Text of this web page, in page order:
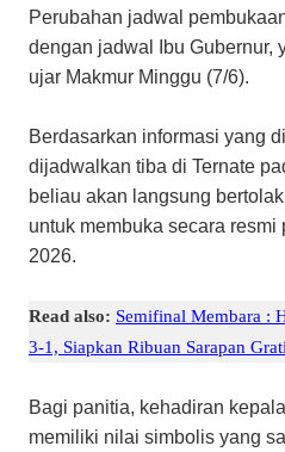
Perubahan jadwal
dengan jadwal Ibu Gubernur,
ujar Makmur Minggu (7/6).
​Berdasarkan informasi yang
dijadwalkan tiba di Ternate
beliau akan langsung
untuk membuka secara
2026.
Read also: Semifinal Membara :
3-1, Siapkan Ribuan Sarapan
​Bagi panitia, kehadiran
memiliki nilai simbolis yang